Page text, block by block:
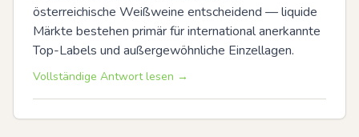
österreichische Weißweine entscheidend — liquide
Märkte bestehen primär für international anerkannte
Top-Labels und außergewöhnliche Einzellagen.
Vollständige Antwort lesen →